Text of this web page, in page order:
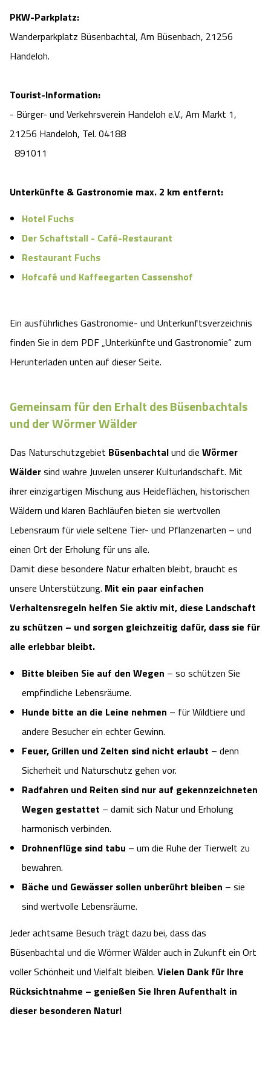
PKW-Parkplatz:
Wanderparkplatz Büsenbachtal, Am Büsenbach, 21256
Handeloh.
Tourist-Information:
- Bürger- und Verkehrsverein Handeloh e.V., Am Markt 1,
21256 Handeloh, Tel. 04188
891011
Unterkünfte & Gastronomie max. 2 km entfernt:
Hotel Fuchs
Der Schaftstall - Café-Restaurant
Restaurant Fuchs
Hofcafé und Kaffeegarten Cassenshof
Ein ausführliches Gastronomie- und Unterkunftsverzeichnis
finden Sie in dem PDF „Unterkünfte und Gastronomie“ zum
Herunterladen unten auf dieser Seite.
Gemeinsam für den Erhalt des Büsenbachtals
und der Wörmer Wälder
Das Naturschutzgebiet Büsenbachtalund die Wörmer
Wäldersind wahre Juwelen unserer Kulturlandschaft. Mit
ihrer einzigartigen Mischung aus Heideflächen, historischen
Wäldern und klaren Bachläufen bieten sie wertvollen
Lebensraum für viele seltene Tier- und Pflanzenarten – und
einen Ort der Erholung für uns alle.
Damit diese besondere Natur erhalten bleibt, braucht es
unsere Unterstützung. Mit ein paar einfachen
Verhaltensregeln helfen Sie aktiv mit, diese Landschaft
zu schützen – und sorgen gleichzeitig dafür, dass sie für
alle erlebbar bleibt.
Bitte bleiben Sie auf den Wegen – so schützen Sie
empfindliche Lebensräume.
Hunde bitte an die Leine nehmen – für Wildtiere und
andere Besucher ein echter Gewinn.
Feuer, Grillen und Zelten sind nicht erlaubt – denn
Sicherheit und Naturschutz gehen vor.
Radfahren und Reiten sind nur auf gekennzeichneten
Wegen gestattet – damit sich Natur und Erholung
harmonisch verbinden.
Drohnenflüge sind tabu – um die Ruhe der Tierwelt zu
bewahren.
Bäche und Gewässer sollen unberührt bleiben – sie
sind wertvolle Lebensräume.
Jeder achtsame Besuch trägt dazu bei, dass das
Büsenbachtal und die Wörmer Wälder auch in Zukunft ein Ort
voller Schönheit und Vielfalt bleiben. Vielen Dank für Ihre
Rücksichtnahme – genießen Sie Ihren Aufenthalt in
dieser besonderen Natur!